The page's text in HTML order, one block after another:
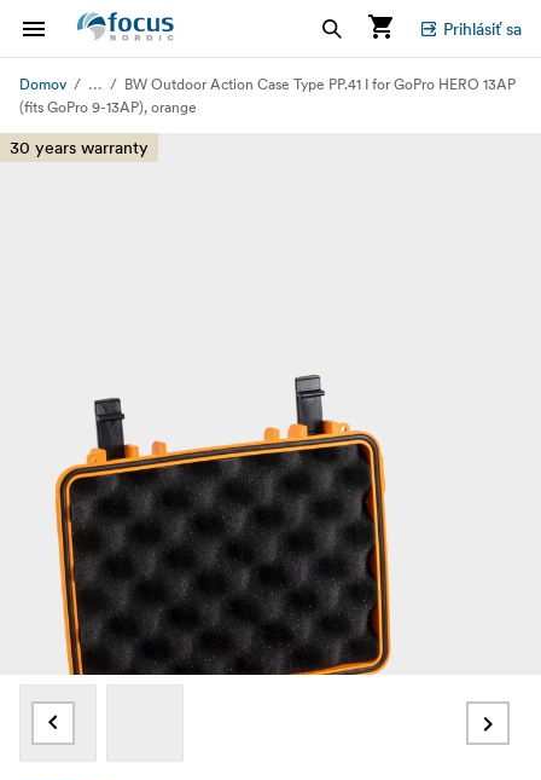
Prihlásiť sa
Domov ...
BW Outdoor Action Case Type PP.41 I for GoPro HERO 13AP
(fits GoPro 9-13AP), orange
30 years warranty